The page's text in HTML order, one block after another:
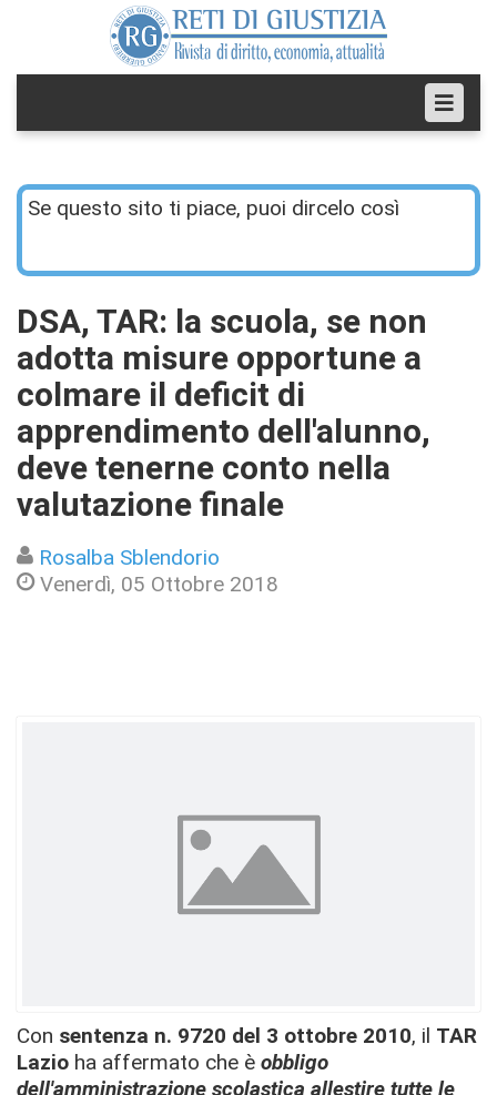
Se questo sito ti piace, puoi dircelo così
DSA, TAR: la scuola, se non
adotta misure opportune a
colmare il deficit di
apprendimento dell'alunno,
deve tenerne conto nella
valutazione finale
Rosalba Sblendorio
Venerdì, 05 Ottobre 2018
Con sentenza n. 9720 del 3 ottobre 2010, il TAR
Lazio ha affermato che è obbligo
dell'amministrazione scolastica allestire tutte le